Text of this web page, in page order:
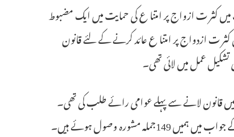
کثر ت ازواج پر امتنا ع کی حمایت میں ایک مضبوط
ازدواج پر امتنا ع عائد کرنے کے لئے قانون
عمل میں لائی تھی۔
قانون لانے سے پہلے عوامی رائے طلب کی تھی۔
مشورہ وصول ہوئے ہیں۔